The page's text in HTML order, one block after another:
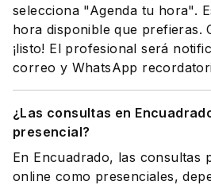
selecciona "Agenda tu hora".
hora disponible que prefieras.
¡listo! El profesional será
correo y WhatsApp
¿Las consultas en
presencial?
En Encuadrado, las consultas
online como presenciales,